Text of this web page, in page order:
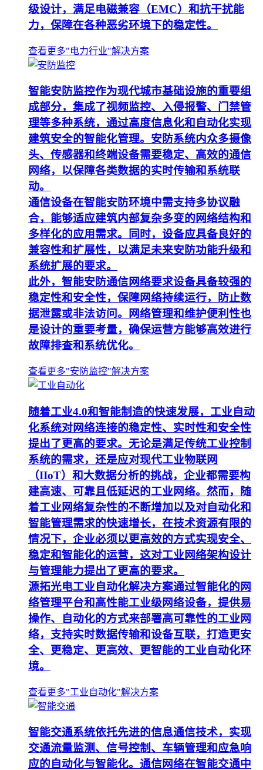
级设计，满足电磁兼容（EMC）和抗干扰能
力，保障在各种恶劣环境下的稳定性。
查看更多"电力行业"解决方案
智能安防监控作为现代城市基础设施的重要组
成部分，集成了视频监控、入侵报警、门禁管
理等多种系统，通过高度信息化和自动化实现
建筑安全的智能化管理。安防系统内众多摄像
头、传感器和终端设备需要稳定、高效的通信
网络，以保障各类数据的实时传输和系统联
动。
通信设备在智能安防环境中需支持多协议融
合，能够适应建筑内部复杂多变的网络结构和
多样化的应用需求。同时，设备应具备良好的
兼容性和扩展性，以满足未来安防功能升级和
系统扩展的要求。
此外，智能安防通信网络要求设备具备较强的
稳定性和安全性，保障网络持续运行，防止数
据泄露或非法访问。网络管理和维护便利性也
是设计的重要考量，确保运营方能够高效进行
故障排查和系统优化。
查看更多"安防监控"解决方案
随着工业4.0和智能制造的快速发展，工业自动
化系统对网络连接的稳定性、实时性和安全性
提出了更高的要求。无论是满足传统工业控制
系统的需求，还是应对现代工业物联网
（IIoT）和大数据分析的挑战，企业都需要构
建高速、可靠且低延迟的工业网络。然而，随
着工业网络复杂性的不断增加以及对自动化和
智能管理需求的快速增长，在技术资源有限的
情况下，企业必须以更高效的方式实现安全、
稳定和智能化的运营，这对工业网络架构设计
与管理能力提出了更高的要求。
源拓光电工业自动化解决方案通过智能化的网
络管理平台和高性能工业级网络设备，提供易
操作、自动化的方式来部署高可靠性的工业网
络，支持实时数据传输和设备互联，打造更安
全、更稳定、更高效、更智能的工业自动化环
境。
查看更多"工业自动化"解决方案
智能交通系统依托先进的信息通信技术，实现
交通流量监测、信号控制、车辆管理和应急响
应的自动化与智能化。通信网络在智能交通中